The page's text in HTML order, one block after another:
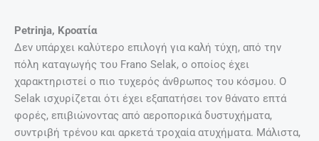
Petrinja, Κροατία
Δεν υπάρχει καλύτερο επιλογή για καλή τύχη, από την
πόλη καταγωγής του Frano Selak, ο οποίος έχει
χαρακτηριστεί ο πιο τυχερός άνθρωπος του κόσμου. Ο
Selak ισχυρίζεται ότι έχει εξαπατήσει τον θάνατο επτά
φορές, επιβιώνοντας από αεροπορικά δυστυχήματα,
συντριβή τρένου και αρκετά τροχαία ατυχήματα. Μάλιστα,